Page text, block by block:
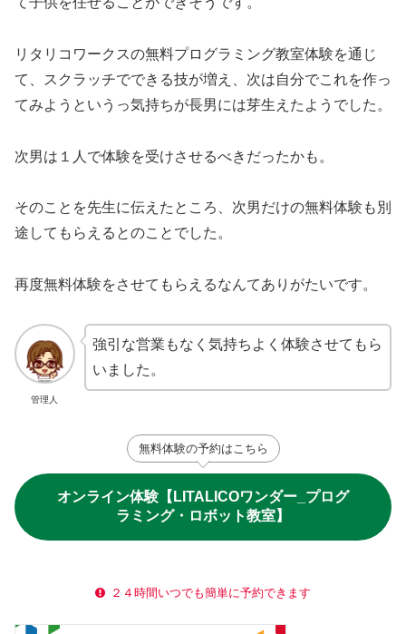
リタリコワークスの無料プログラミング教室体験を通じ
て、スクラッチでできる技が増え、次は自分でこれを作っ
てみようというっ気持ちが長男には芽生えたようでした。
次男は１人で体験を受けさせるべきだったかも。
そのことを先生に伝えたところ、次男だけの無料体験も別
途してもらえるとのことでした。
再度無料体験をさせてもらえるなんてありがたいです。
管理人
強引な営業もなく気持ちよく体験させてもら
いました。
無料体験の予約はこちら
オンライン体験【LITALICOワンダー_プログ
ラミング・ロボット教室】
２４時間いつでも簡単に予約できます